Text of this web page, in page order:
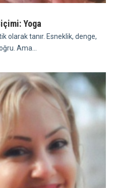
Yoga
olarak tanır. Esneklik, denge,
Ama...